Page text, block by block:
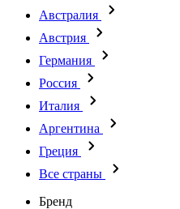
Австралия
Австрия
Германия
Россия
Италия
Аргентина
Греция
Все страны
Бренд